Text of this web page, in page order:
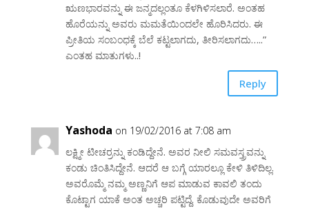
ಋಣಭಾರವನ್ನು ಈ ಜನ್ಮದಲ್ಲಂತೂ ಕೆಳಗಿಳಿಸಲಾರೆ. ಅಂತಹ
ಹೊರೆಯನ್ನು ಅವರು ಮಮತೆಯಿಂದಲೇ ಹೊರಿಸಿದರು. ಈ
ಪ್ರೀತಿಯ ಸಂಬಂಧಕ್ಕೆ ಬೆಲೆ ಕಟ್ಟಲಾಗದು, ತೀರಿಸಲಾಗದು…..”
ಎಂತಹ ಮಾತುಗಳು..!
Reply
Yashoda on 19/02/2016 at 7:08 am
ಲಕ್ಷ್ಮೀ ಟೀಚರ್ರನ್ನು ಕಂಡಿದ್ದೇನೆ. ಅವರ ನೀಲಿ ಸಮವಸ್ತ್ರವನ್ನು
ಕಂಡು ಚಿಂತಿಸಿದ್ದೇನೆ. ಆದರೆ ಆ ಬಗ್ಗೆ ಯಾರಲ್ಲೂ ಕೇಳಿ ತಿಳಿದಿಲ್ಲ.
ಅವರೊಮ್ಮೆ ನಮ್ಮ ಅಣ್ಣನಿಗೆ ಆಪ ಮಾಡುವ ಕಾವಲಿ ತಂದು
ಕೊಟ್ಟಾಗ ಯಾಕೆ ಅಂತ ಅಚ್ಚರಿ ಪಟ್ಟಿದ್ದೆ. ಕೊಡುವುದೇ ಅವರಿಗೆ